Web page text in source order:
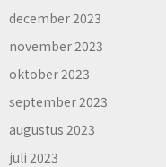
december 2023
november 2023
oktober 2023
september 2023
augustus 2023
juli 2023